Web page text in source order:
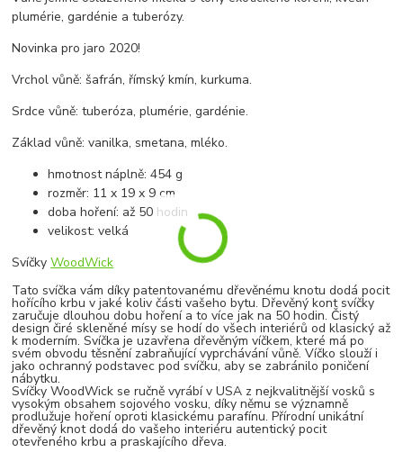
plumérie, gardénie a tuberózy.
Novinka pro jaro 2020!
Vrchol vůně: šafrán, římský kmín, kurkuma.
Srdce vůně: tuberóza, plumérie, gardénie.
Základ vůně: vanilka, smetana, mléko.
hmotnost náplně: 454 g
rozměr: 11 x 19 x 9 cm
doba hoření: až 50 hodin
velikost: velká
SvíčkyWoodWick
Tato svíčka vám díky patentovanému dřevěnému knotu dodá pocit
hořícího krbu v jaké koliv části vašeho bytu. Dřevěný kont svíčky
zaručuje dlouhou dobu hoření a to více jak na 50 hodin. Čistý
design čiré skleněné mísy se hodí do všech interiérů od klasický až
k moderním. Svíčka je uzavřena dřevěným víčkem, které má po
svém obvodu těsnění zabraňující vyprchávání vůně. Víčko slouží i
jako ochranný podstavec pod svíčku, aby se zabránilo poničení
nábytku.
Svíčky WoodWick se ručně vyrábí v USA z nejkvalitnější vosků s
vysokým obsahem sojového vosku, díky němu se významně
prodlužuje hoření oproti klasickému parafínu. Přírodní unikátní
dřevěný knot dodá do vašeho interiéru autentický pocit
otevřeného krbu a praskajícího dřeva.